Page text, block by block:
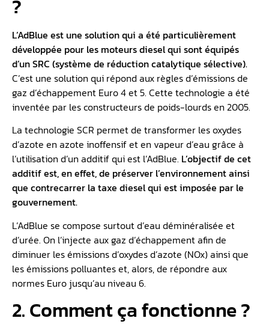
?
L’AdBlue est une solution qui a été particulièrement
développée pour les moteurs dieselqui sont équipés
d’un SRC (système de réduction catalytique sélective).
C’est une solution qui répond aux règles d’émissions de
gaz d’échappement Euro 4 et 5. Cette technologie a été
inventée par les constructeurs de poids-lourds en 2005.
La technologie SCR permet de transformer les oxydes
d’azote en azote inoffensif et en vapeur d’eau grâce à
l’utilisation d’un additif qui est l’AdBlue. L’objectif de cet
additif est, en effet, de préserver l’environnement ainsi
que contrecarrer la taxe diesel qui est imposée par le
gouvernement.
L’AdBlue se compose surtout d’eau déminéralisée et
d’urée. On l’injecte aux gaz d’échappement afin de
diminuer les émissions d’oxydes d’azote (NOx) ainsi que
les émissions polluantes et, alors, de répondre aux
normes Euro jusqu’au niveau 6.
2. Comment ça fonctionne ?